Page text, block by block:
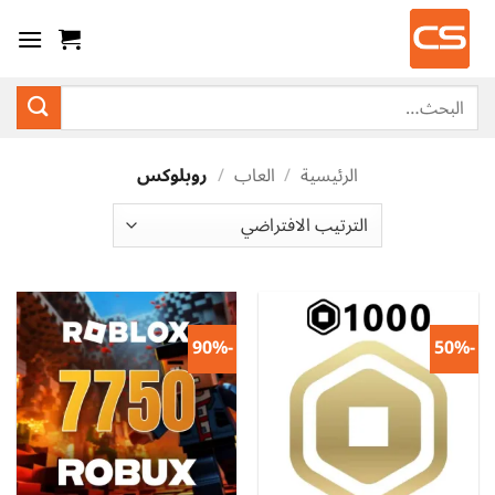
تخطي
للمحتوى
البحث
عن:
الرئيسية / العاب / روبلوكس
-50%
-90%